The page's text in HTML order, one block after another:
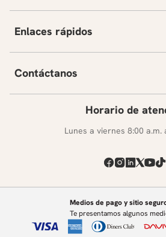
Enlaces rápidos
Contáctanos
Horario de
Lunes a viernes 8:00 a.m.
Medios de pago y sitio
Te presentamos algunos